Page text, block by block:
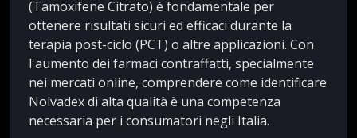
(Tamoxifene Citrato) è fondamentale per
ottenere risultati sicuri ed efficaci durante la
terapia post-ciclo (PCT) o altre applicazioni. Con
l'aumento dei farmaci contraffatti, specialmente
nei mercati online, comprendere come identificare
Nolvadex di alta qualità è una competenza
necessaria per i consumatori negli Italia.